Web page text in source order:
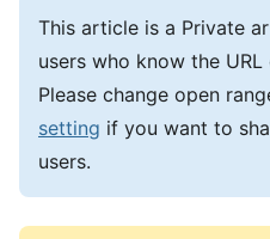
This article is a Private
users who know the URL
Please change open
setting if you want to
users.